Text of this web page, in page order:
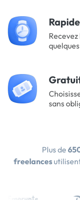
Rapide
Recevez
sans
Plus de
freelances